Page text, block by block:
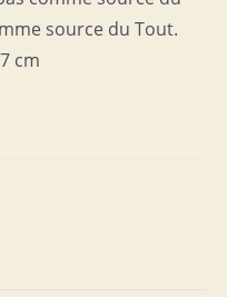
source du Tout.
cm